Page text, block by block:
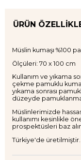
ÜRÜN
Müslin kumaşı %100
Ölçüleri: 70 x 100 cm
Kullanım ve yıkama
çekme pamuklu
yıkama sonrası
düzeyde
Müslinlerimizde
kullanımı kesinlikle
prospektüsleri baz
Türkiye'de üretilmiştir.